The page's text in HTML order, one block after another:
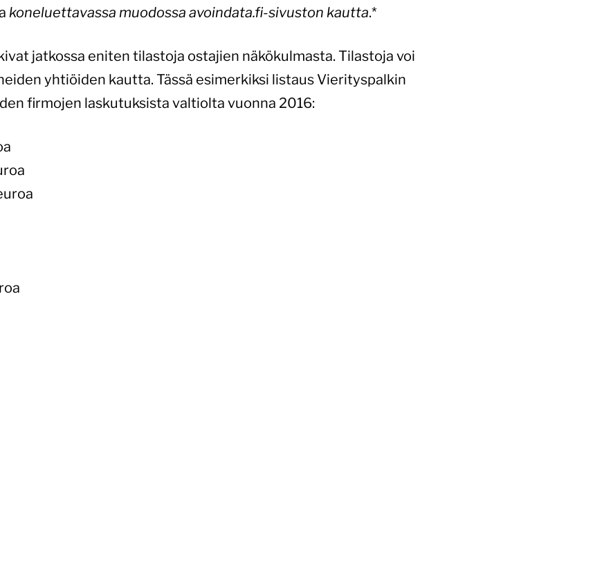
koneluettavassa muodossa avoindata.fi-sivuston kautta.*
jatkossa eniten tilastoja ostajien näkökulmasta. Tilastoja voi
yhtiöiden kautta. Tässä esimerkiksi listaus Vierityspalkin
firmojen laskutuksista valtiolta vuonna 2016: